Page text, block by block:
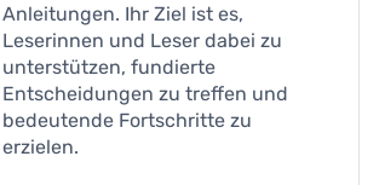
Anleitungen. Ihr Ziel ist es,
Leserinnen und Leser dabei zu
unterstützen, fundierte
Entscheidungen zu treffen und
bedeutende Fortschritte zu
erzielen.